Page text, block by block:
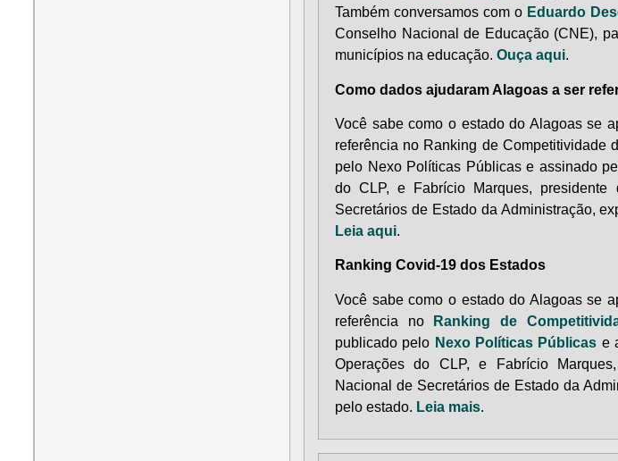
Também conversamos com o Eduardo
Conselho Nacional de Educação (CNE),
municípios na educação. Ouça aqui.
Como dados ajudaram Alagoas a ser
Você sabe como o estado do Alagoas se
referência no Ranking de Competitividade
pelo Nexo Políticas Públicas e assinado
do CLP, e Fabrício Marques,
Secretários de Estado da Administração,
Leia aqui.
Ranking Covid-19 dos Estados
Você sabe como o estado do Alagoas se
referência no
Ranking de
publicado pelo Nexo Políticas Públicas e
Operações do CLP, e Fabrício
Nacional de Secretários de Estado da
pelo estado. Leia mais.